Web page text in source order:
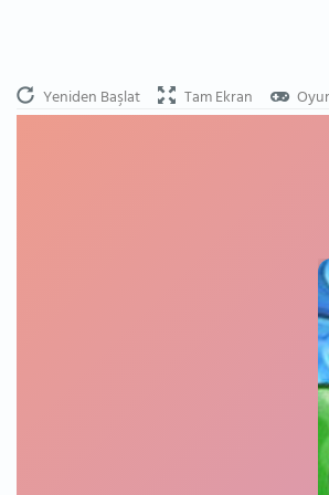
Yeniden Başlat Tam Ekran